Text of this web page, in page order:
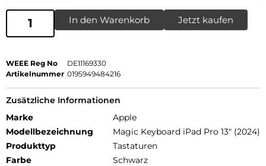
In den Warenkorb Jetzt kaufen
WEEE Reg No
DE11169330
Artikelnummer 0195949484216
Zusätzliche Informationen
Marke
Apple
Modellbezeichnung
Magic Keyboard iPad Pro 13" (2024)
Produkttyp
Tastaturen
Farbe
Schwarz